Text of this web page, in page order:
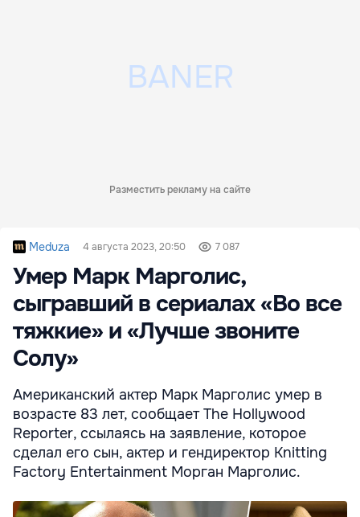
Разместить рекламу на сайте
Meduza 4 августа 2023, 20:50 7 087
Умер Марк Марголис,
сыгравший в сериалах «Во все
тяжкие» и «Лучше звоните
Солу»
Американский актер Марк Марголис умер в
возрасте 83 лет, сообщает The Hollywood
Reporter, ссылаясь на заявление, которое
сделал его сын, актер и гендиректор Knitting
Factory Entertainment Морган Марголис.